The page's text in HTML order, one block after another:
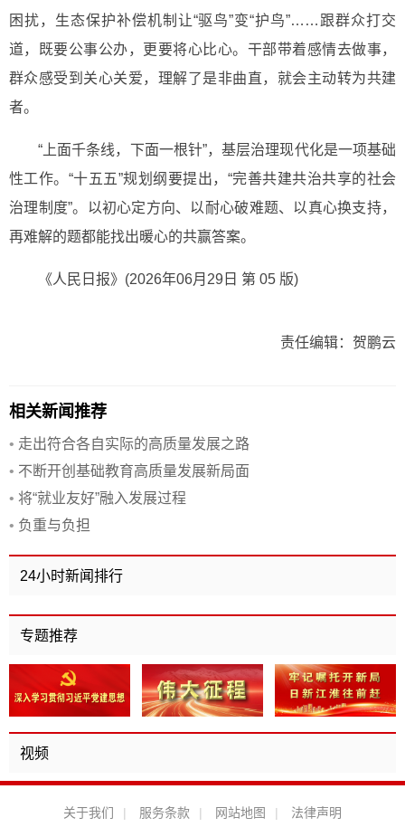
困扰，生态保护补偿机制让“驱鸟”变“护鸟”……跟群众打交
道，既要公事公办，更要将心比心。干部带着感情去做事，
群众感受到关心关爱，理解了是非曲直，就会主动转为共建
者。
“上面千条线，下面一根针”，基层治理现代化是一项基础
性工作。“十五五”规划纲要提出，“完善共建共治共享的社会
治理制度”。以初心定方向、以耐心破难题、以真心换支持，
再难解的题都能找出暖心的共赢答案。
《人民日报》(2026年06月29日 第 05 版)
责任编辑：贺鹏云
相关新闻推荐
• 走出符合各自实际的高质量发展之路
• 不断开创基础教育高质量发展新局面
• 将“就业友好”融入发展过程
• 负重与负担
24小时新闻排行
专题推荐
视频
关于我们 | 服务条款 | 网站地图 | 法律声明